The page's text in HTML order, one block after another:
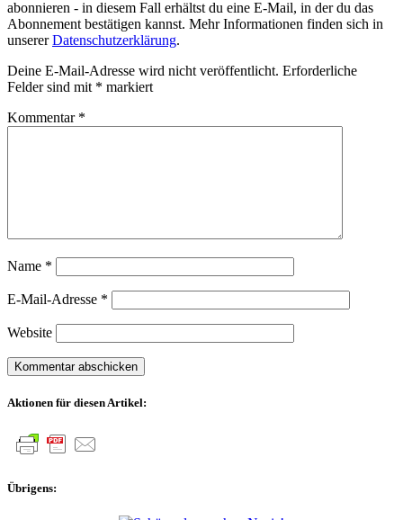
abonnieren - in diesem Fall erhältst du eine E-Mail, in der du das
Abonnement bestätigen kannst. Mehr Informationen finden sich in
unsererDatenschutzerklärung.
Deine E-Mail-Adresse wird nicht veröffentlicht. Erforderliche
Felder sind mit * markiert
Kommentar *
Name *
E-Mail-Adresse *
Website
Aktionen für diesen Artikel:
Übrigens: